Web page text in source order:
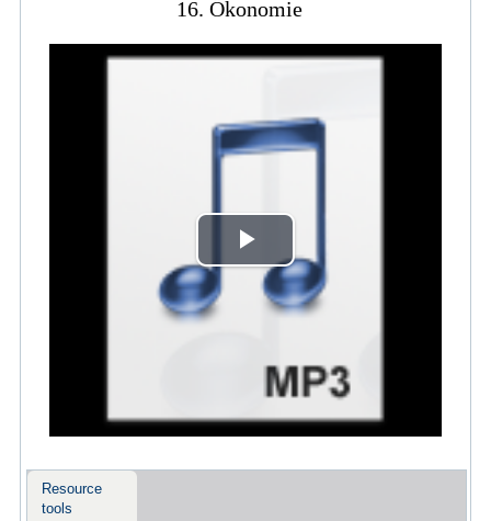
16. Ökonomie
Play
Video
Resource
tools